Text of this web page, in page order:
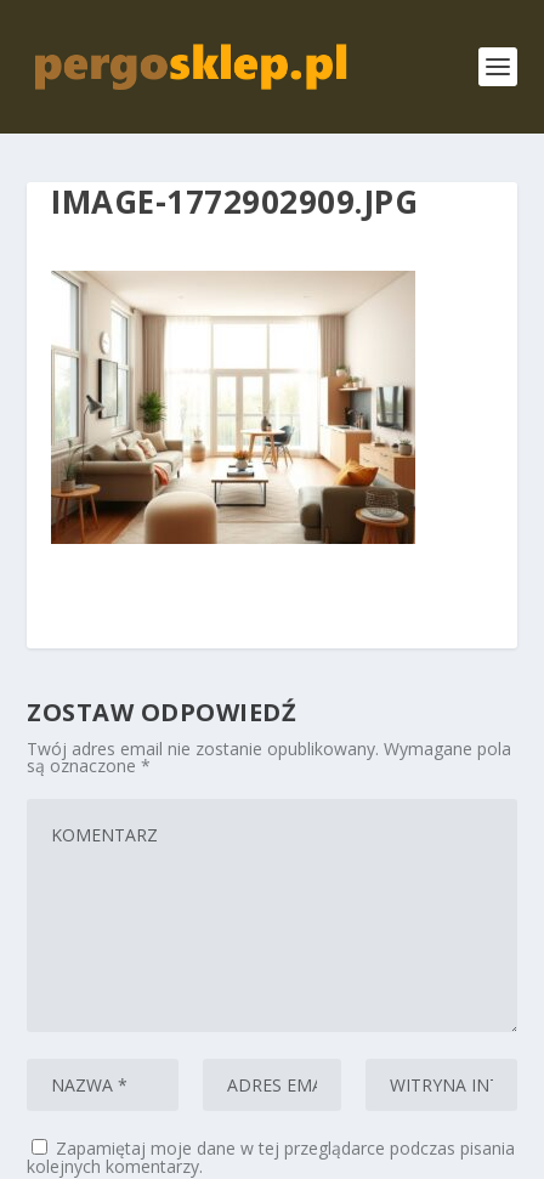
IMAGE-1772902909.JPG
ZOSTAW ODPOWIEDŹ
Twój adres email nie zostanie opublikowany. Wymagane pola
są oznaczone*
Zapamiętaj moje dane w tej przeglądarce podczas pisania
kolejnych komentarzy.